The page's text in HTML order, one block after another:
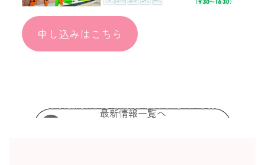
申し込みはこちら
最新情報一覧へ